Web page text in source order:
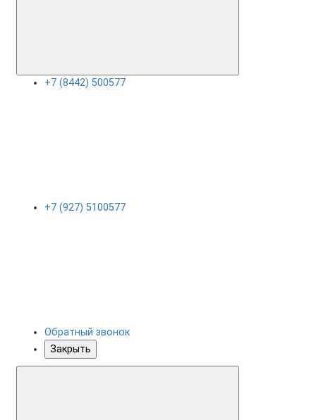
+7 (8442) 500577
+7 (927) 5100577
Обратный звонок
Закрыть